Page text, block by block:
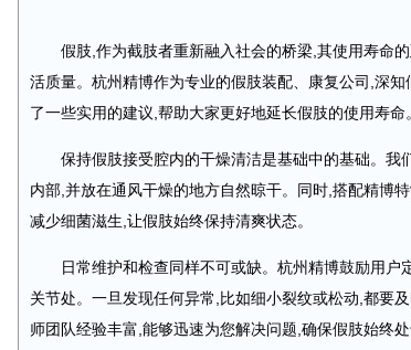
假肢,作为截肢者重新融入社会的桥梁,其使用寿命
活质量。杭州精博作为专业的假肢装配、康复公司 ,深
了一些实用的建议,帮助大家更好地延长假肢的使用寿命。
保持假肢接受腔内的干燥清洁是基础中的基础。我
内部,并放在通风干燥的地方自然晾干。同时,搭配精博
减少细菌滋生,让假肢始终保持清爽状态。
日常维护和检查同样不可或缺。杭州精博鼓励用户
关节处。一旦发现任何异常,比如细小裂纹或松动, 都要
师团队经验丰富,能够迅速为您解决问题,确保假肢始终处